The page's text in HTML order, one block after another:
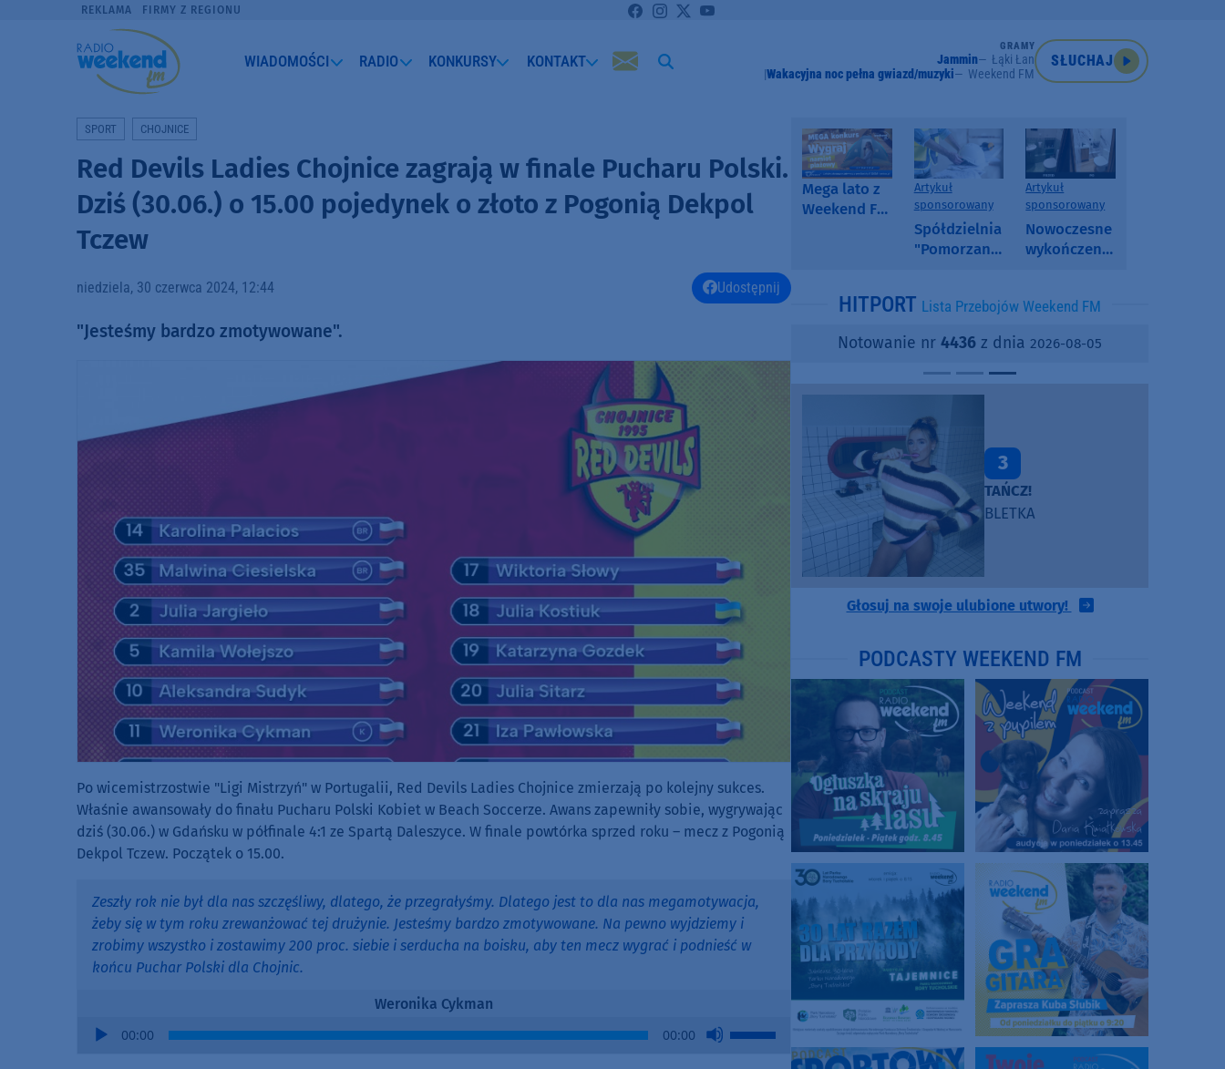
REKLAMA FIRMY Z REGIONU
WIADOMOŚCI RADIO KONKURSY KONTAKT
GRAMY
Jammin
Łąki Łan
Wakacyjna noc pełna gwiazd/muzyki
Weekend FM
SŁUCHAJ
SPORT CHOJNICE
Red Devils Ladies Chojnice zagrają w finale Pucharu Polski.
Dziś (30.06.) o 15.00 pojedynek o złoto z Pogonią Dekpol
Tczew
niedziela, 30 czerwca 2024, 12:44 Udostępnij
"Jesteśmy bardzo zmotywowane".
Po wicemistrzostwie "Ligi Mistrzyń" w Portugalii, Red Devils Ladies Chojnice zmierzają po kolejny sukces.
Właśnie awansowały do finału Pucharu Polski Kobiet w Beach Soccerze. Awans zapewniły sobie, wygrywając
dziś (30.06.) w Gdańsku w półfinale 4:1 ze Spartą Daleszyce. W finale powtórka sprzed roku – mecz z Pogonią
Dekpol Tczew. Początek o 15.00.
Zeszły rok nie był dla nas szczęśliwy, dlatego, że przegrałyśmy. Dlatego jest to dla nas megamotywacja,
żeby się w tym roku zrewanżować tej drużynie. Jesteśmy bardzo zmotywowane. Na pewno wyjdziemy i
zrobimy wszystko i zostawimy 200 proc. siebie i serducha na boisku, aby ten mecz wygrać i podnieść w
końcu Puchar Polski dla Chojnic.
Weronika Cykman
Audio
00:00 00:00
Use
Up/Down
Mega lato z
Weekend FM
Artykuł
sponsorowany
Spółdzielnia
"Pomorzanka"
informuje o
i ofertach
najmu
Artykuł
sponsorowany
Nowoczesne
wykończenia
SPC, WPC i
kamienny
HITPORT Lista Przebojów Weekend FM
Notowanie nr 4436 z dnia 2026-08-05
3
TAŃCZ!
BLETKA
Głosuj na swoje ulubione utwory!
PODCASTY WEEKEND FM